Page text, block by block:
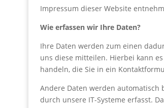
Impressum dieser Website
Wie erfassen wir Ihre Daten?
Ihre Daten werden zum einen
uns diese mitteilen. Hierbei kann
handeln, die Sie in ein
Andere Daten werden automatisch
durch unsere IT-Systeme erfasst.